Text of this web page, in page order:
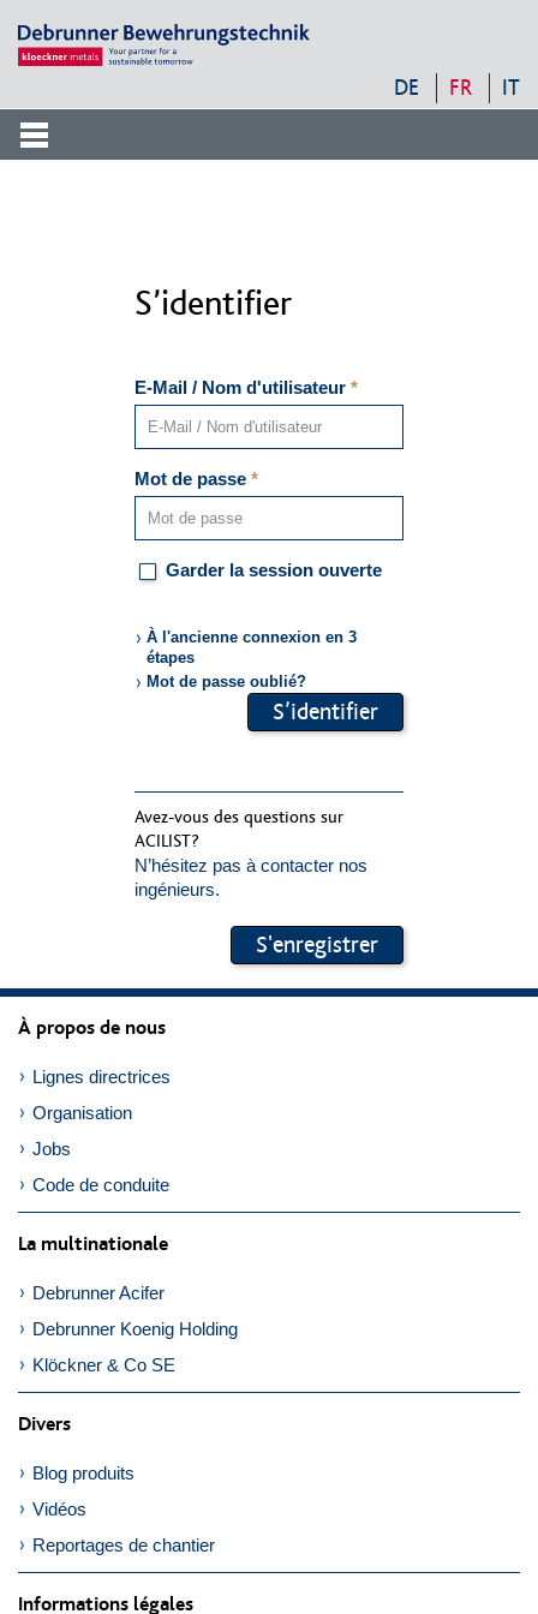
Frontend
DE FR IT
S’identifier
E-Mail / Nom d'utilisateur *
Mot de passe *
Garder la session ouverte
À l'ancienne connexion en 3
étapes
Mot de passe oublié?
Formulardaten
S’identifier
Avez-vous des questions sur
ACILIST?
N’hésitez pas à contacter nos
ingénieurs.
S'enregistrer
À propos de nous
Lignes directrices
Organisation
Jobs
Code de conduite
La multinationale
Debrunner Acifer
Debrunner Koenig Holding
Klöckner & Co SE
Divers
Blog produits
Vidéos
Reportages de chantier
Informations légales